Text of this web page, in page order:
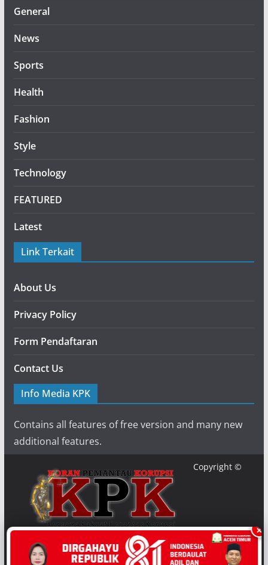
General
News
Sports
Health
Fashion
Style
Technology
FEATURED
Latest
Link Terkait
About Us
Privacy Policy
Form Pendaftaran
Contact Us
Info Media KPK
Contains all features of free version and many new
additional features.
Copyright ©
{2020} {Media-KPK}. Powered by {Media KPK} and {
Koran
Pemantau Korupsi}.
×